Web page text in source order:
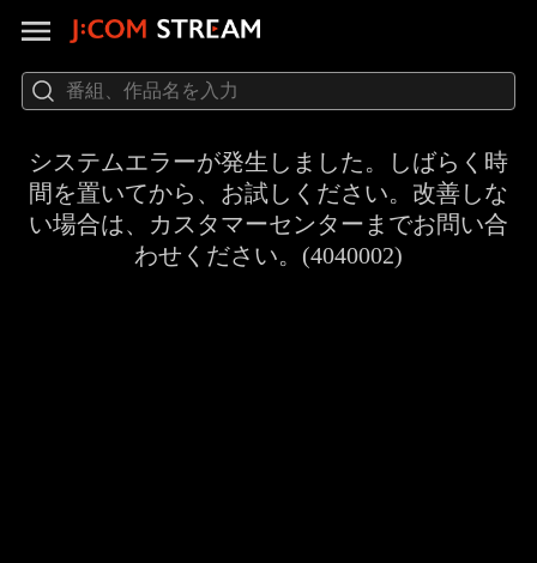
システムエラーが発生しました。しばらく時
間を置いてから、お試しください。改善しな
い場合は、カスタマーセンターまでお問い合
わせください。(4040002)